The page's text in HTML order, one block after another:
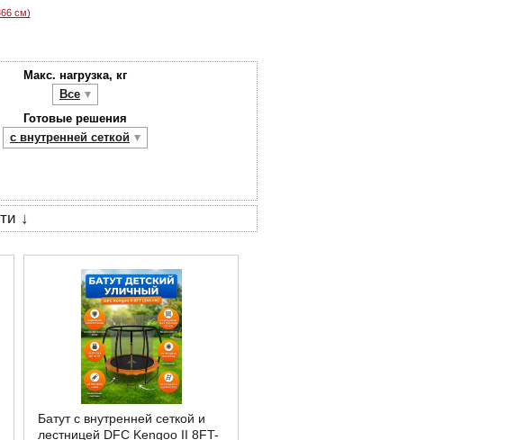
см)
Макс. нагрузка, кг
Все
Готовые решения
с внутренней сеткой
↓
Батут с внутренней сеткой и
лестницей DFC Kengoo II 8FT-